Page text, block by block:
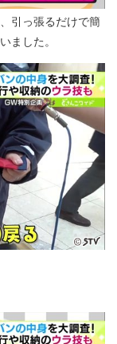
引っ張るだけで簡
ました。